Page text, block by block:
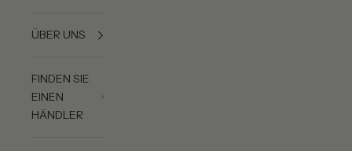
ÜBER UNS
FINDEN SIE
EINEN
HÄNDLER